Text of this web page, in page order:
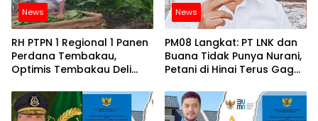
News
RH PTPN 1 Regional 1 Panen
Perdana Tembakau,
Optimis Tembakau Deli
News
PM08 Langkat: PT LNK dan
Buana Tidak Punya Nurani,
Petani di Hinai Terus Gagal